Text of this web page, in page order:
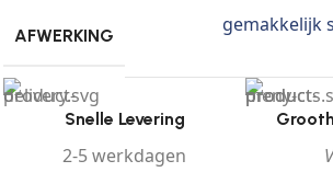
AFWERKING gemakkelijk
Snelle Levering
2-5 werkdagen